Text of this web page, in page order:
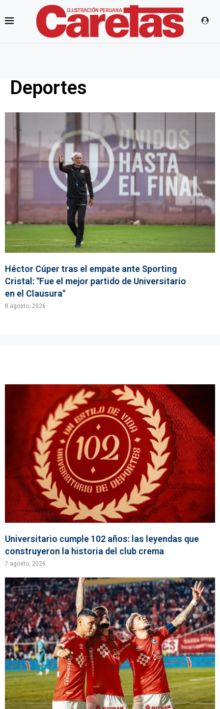
Deportes
Héctor Cúper tras el empate ante Sporting
Cristal: "Fue el mejor partido de Universitario
en el Clausura"
8 agosto, 2026
Universitario cumple 102 años: las leyendas que
construyeron la historia del club crema
7 agosto, 2026